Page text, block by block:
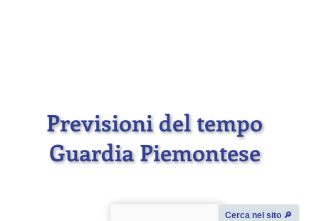
Previsioni del tempo
Guardia Piemontese
Cerca nel sito 🔎︎